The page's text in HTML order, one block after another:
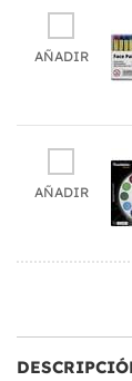
AÑADIR
AÑADIR